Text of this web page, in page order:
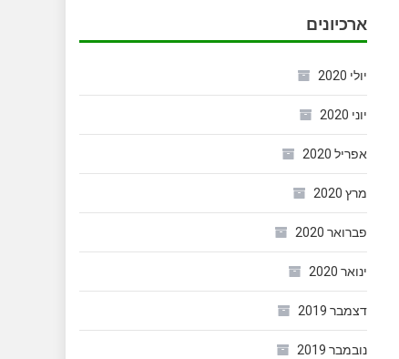
ארכיונים
יולי 2020
יוני 2020
אפריל 2020
מרץ 2020
פברואר 2020
ינואר 2020
דצמבר 2019
נובמבר 2019